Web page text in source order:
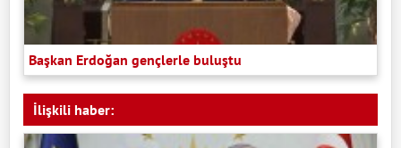
Başkan Erdoğan gençlerle buluştu
İlişkili haber: